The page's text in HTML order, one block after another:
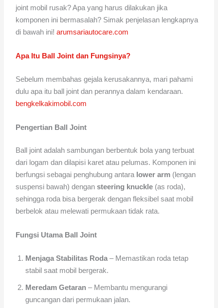
joint mobil rusak? Apa yang harus dilakukan jika
komponen ini bermasalah? Simak penjelasan lengkapnya
di bawah ini!arumsariautocare.com
Apa Itu Ball Joint dan Fungsinya?
Sebelum membahas gejala kerusakannya, mari pahami
dulu apa itu ball joint dan perannya dalam kendaraan.
bengkelkakimobil.com
Pengertian Ball Joint
Ball joint adalah sambungan berbentuk bola yang terbuat
dari logam dan dilapisi karet atau pelumas. Komponen ini
berfungsi sebagai penghubung antara lower arm (lengan
suspensi bawah) dengansteering knuckle (as roda),
sehingga roda bisa bergerak dengan fleksibel saat mobil
berbelok atau melewati permukaan tidak rata.
Fungsi Utama Ball Joint
Menjaga Stabilitas Roda – Memastikan roda tetap
stabil saat mobil bergerak.
Meredam Getaran – Membantu mengurangi
guncangan dari permukaan jalan.